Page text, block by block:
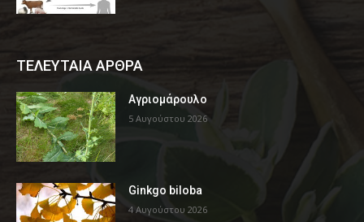
ΤΕΛΕΥΤΑΙΑ ΑΡΘΡΑ
Αγριομάρουλο
5 Αυγούστου 2026
Ginkgo biloba
4 Αυγούστου 2026